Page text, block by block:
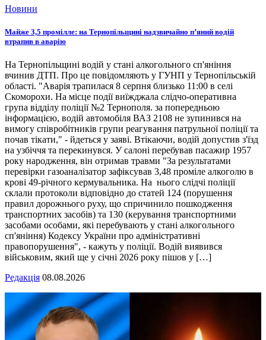
Новини
Майже 3,5 промілле: на Тернопільщині надзвичайно п’яний водій
втрапив в аварію
На Тернопільщині водій у стані алкогольного сп'яніння
вчинив ДТП. Про це повідомляють у ГУНП у Тернопільській
області. "Аварія трапилася 8 серпня близько 11:00 в селі
Скоморохи. На місце події виїжджала слідчо-оперативна
група відділу поліції №2 Тернополя. за попередньою
інформацією, водій автомобіля ВАЗ 2108 не зупинився на
вимогу співробітників групи реагування патрульної поліції та
почав тікати," - йдеться у заяві. Втікаючи, водій допустив з'їзд
на узбіччя та перекинувся. У салоні перебував пасажир 1957
року народження, він отримав травми "За результатами
перевірки газоаналізатор зафіксував 3,48 проміле алкоголю в
крові 49-річного кермувальника. На нього слідчі поліції
склали протоколи відповідно до статей 124 (порушення
правил дорожнього руху, що спричинило пошкодження
транспортних засобів) та 130 (керування транспортними
засобами особами, які перебувають у стані алкогольного
сп'яніння) Кодексу України про адміністративні
правопорушення", - кажуть у поліції. Водій виявився
військовим, який ще у січні 2026 року пішов у […]
Редакція 08.08.2026